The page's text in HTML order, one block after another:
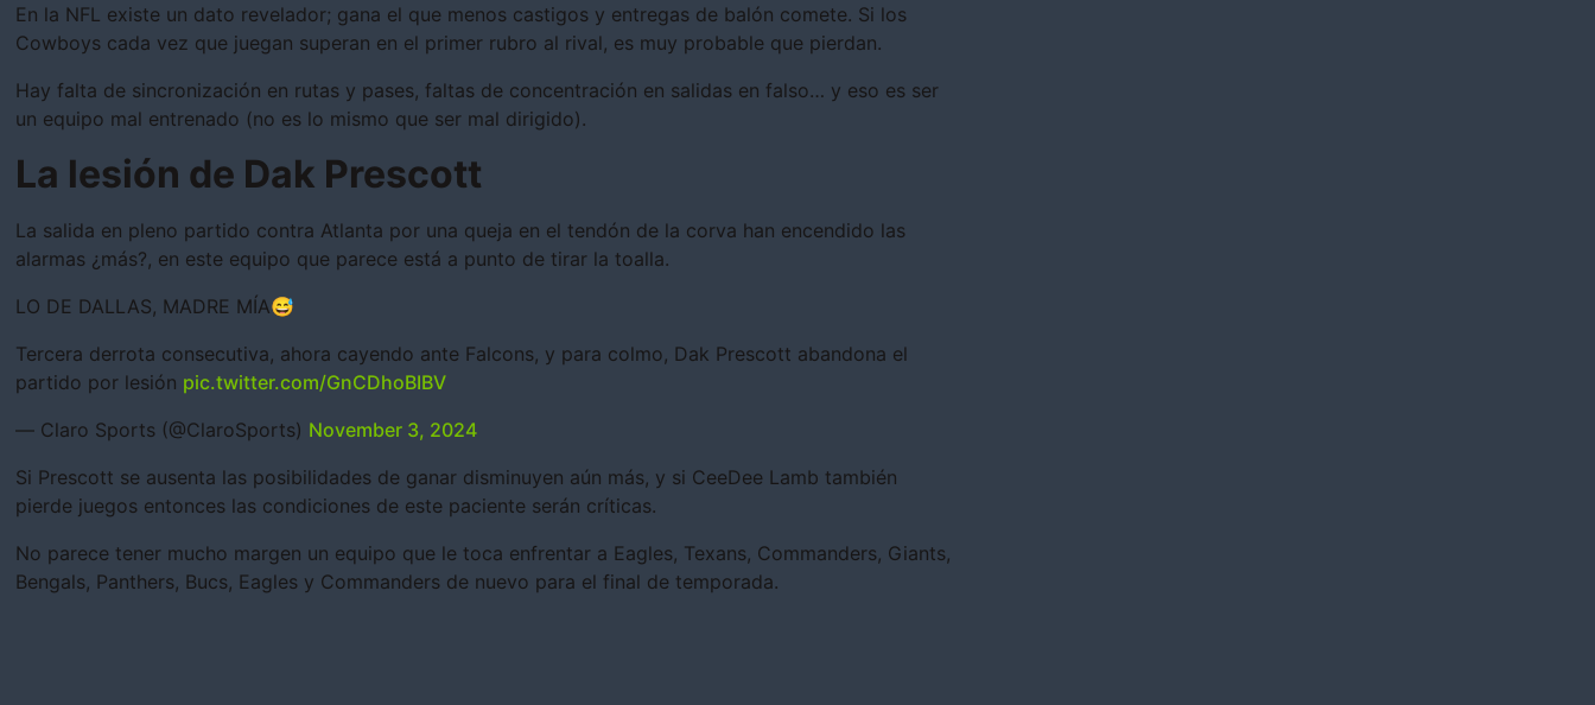
En la NFL existe un dato revelador; gana el que menos castigos y entregas de balón comete. Si los
Cowboys cada vez que juegan superan en el primer rubro al rival, es muy probable que pierdan.
Hay falta de sincronización en rutas y pases, faltas de concentración en salidas en falso… y eso es ser
un equipo mal entrenado (no es lo mismo que ser mal dirigido).
La lesión de Dak Prescott
La salida en pleno partido contra Atlanta por una queja en el tendón de la corva han encendido las
alarmas ¿más?, en este equipo que parece está a punto de tirar la toalla.
LO DE DALLAS, MADRE MÍA😅
Tercera derrota consecutiva, ahora cayendo ante Falcons, y para colmo, Dak Prescott abandona el
partido por lesión pic.twitter.com/GnCDhoBIBV
— Claro Sports (@ClaroSports) November 3, 2024
Si Prescott se ausenta las posibilidades de ganar disminuyen aún más, y si CeeDee Lamb también
pierde juegos entonces las condiciones de este paciente serán críticas.
No parece tener mucho margen un equipo que le toca enfrentar a Eagles, Texans, Commanders, Giants,
Bengals, Panthers, Bucs, Eagles y Commanders de nuevo para el final de temporada.